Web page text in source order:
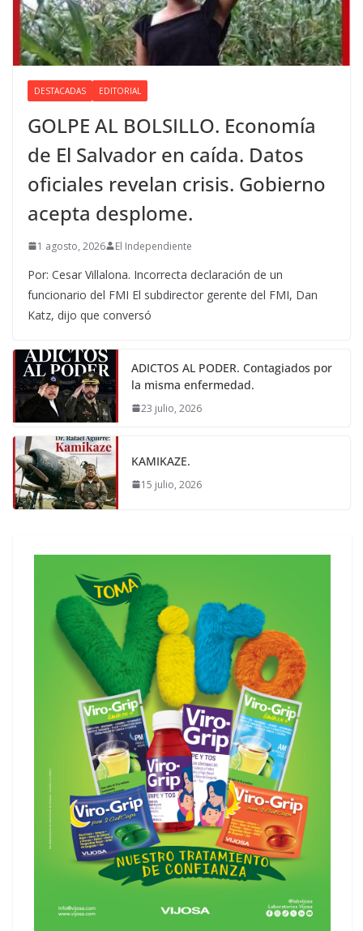
DESTACADAS EDITORIAL
GOLPE AL BOLSILLO. Economía
de El Salvador en caída. Datos
oficiales revelan crisis. Gobierno
acepta desplome.
1 agosto, 2026 El Independiente
Por: Cesar Villalona. Incorrecta declaración de un
funcionario del FMI El subdirector gerente del FMI, Dan
Katz, dijo que conversó
ADICTOS AL PODER. Contagiados por
la misma enfermedad.
23 julio, 2026
KAMIKAZE.
15 julio, 2026